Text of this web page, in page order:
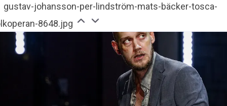
gustav-johansson-per-lindström-mats-bäcker-tosca-
8648.jpg